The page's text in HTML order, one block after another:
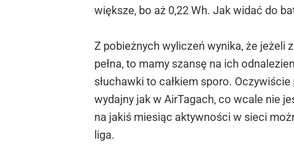
większe, bo aż 0,22 Wh. Jak widać do
Z pobieżnych wyliczeń wynika, że jeżeli
pełna, to mamy szansę na ich
słuchawki to całkiem sporo.
wydajny jak w AirTagach, co wcale nie
na jakiś miesiąc aktywności w sieci
liga.